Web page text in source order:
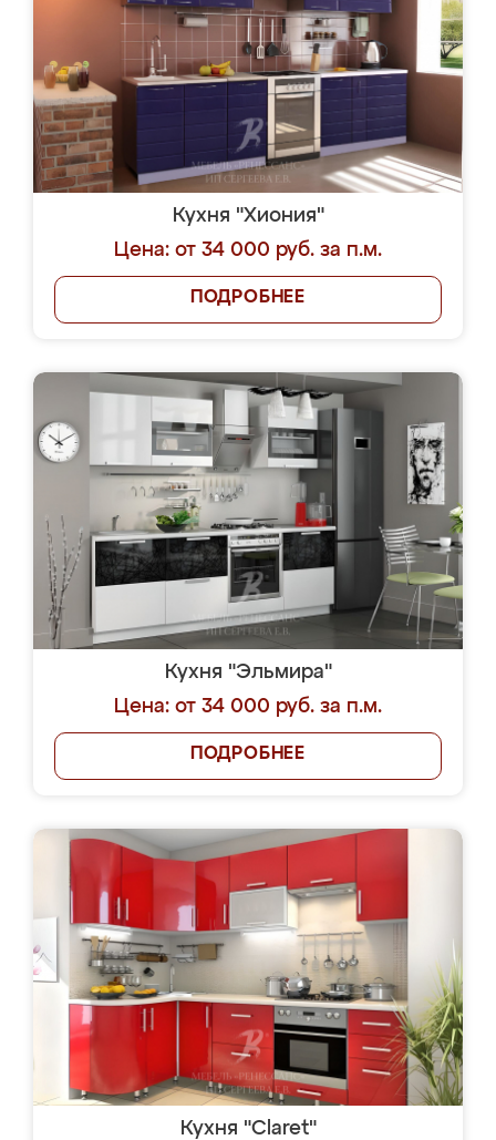
Кухня "Хиония"
Цена: от 34 000 руб. за п.м.
ПОДРОБНЕЕ
Кухня "Эльмира"
Цена: от 34 000 руб. за п.м.
ПОДРОБНЕЕ
Кухня "Claret"